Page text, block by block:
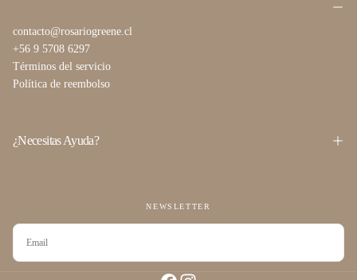
contacto@rosariogreene.cl
+56 9 5708 6297
Términos del servicio
Política de reembolso
¿Necesitas Ayuda?
NEWSLETTER
CORREO
ELECTRÓNICO